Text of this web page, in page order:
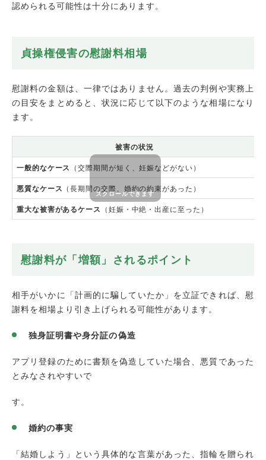
認められる可能性は十分にあります。
貞操権侵害の慰謝料相場
慰謝料の金額は、一律ではありません。過去の判例や実務上
の目安をまとめると、状況に応じて以下のような相場になり
ます。
被害の状況
一般的なケース （交際期間が短く、妊娠などがない）
悪質なケース （長期間の交際、婚約の約束があった）
重大な被害があるケース （妊娠・中絶・出産に至った）
慰謝料が「増額」されるポイント
相手がいかに「計画的に騙していたか」を立証できれば、慰
謝料を相場より引き上げられる可能性があります。
独身証明書や身分証の偽造
アプリ登録のために書類を偽造していた場合、悪質であった
とみなされやすいで
す。
婚約の事実
「結婚しよう」という具体的な言葉があった、指輪を贈られ